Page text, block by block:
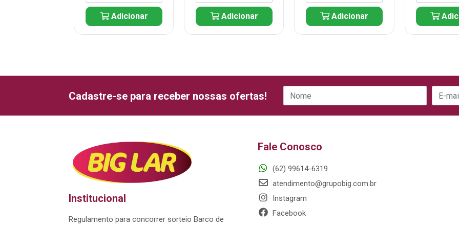
Adicionar Adicionar Adicionar
Cadastre-se para receber nossas ofertas!
Institucional
Regulamento para concorrer sorteio Barco de
Fale Conosco
(62) 99614-6319
atendimento@grupobig.com.br
Instagram
Facebook